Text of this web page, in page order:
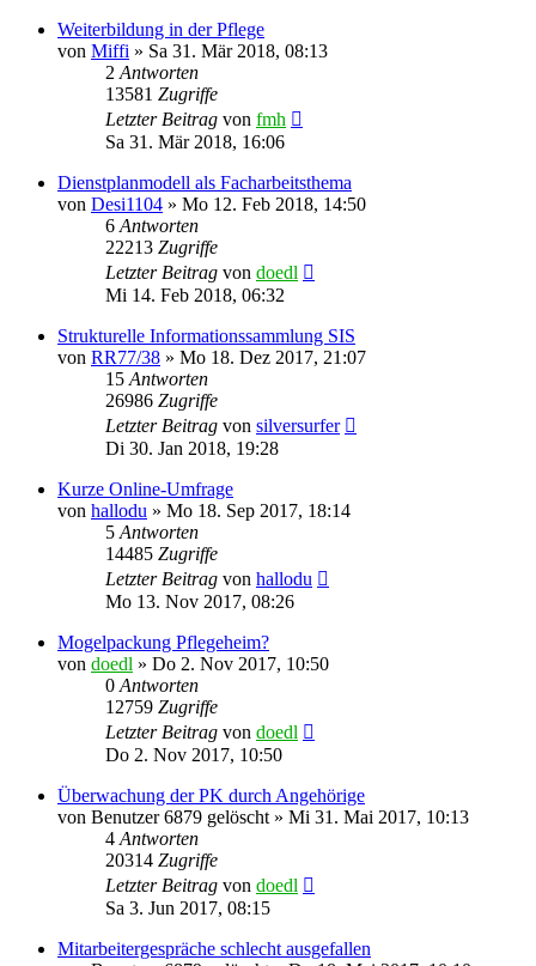
Weiterbildung in der Pflege
von Miffi » Sa 31. Mär 2018, 08:13
2 Antworten
13581 Zugriffe
Letzter Beitrag von fmh
Sa 31. Mär 2018, 16:06
Dienstplanmodell als Facharbeitsthema
von Desi1104 » Mo 12. Feb 2018, 14:50
6 Antworten
22213 Zugriffe
Letzter Beitrag von doedl
Mi 14. Feb 2018, 06:32
Strukturelle Informationssammlung SIS
von RR77/38 » Mo 18. Dez 2017, 21:07
15 Antworten
26986 Zugriffe
Letzter Beitrag von silversurfer
Di 30. Jan 2018, 19:28
Kurze Online-Umfrage
von hallodu » Mo 18. Sep 2017, 18:14
5 Antworten
14485 Zugriffe
Letzter Beitrag von hallodu
Mo 13. Nov 2017, 08:26
Mogelpackung Pflegeheim?
von doedl » Do 2. Nov 2017, 10:50
0 Antworten
12759 Zugriffe
Letzter Beitrag von doedl
Do 2. Nov 2017, 10:50
Überwachung der PK durch Angehörige
von Benutzer 6879 gelöscht » Mi 31. Mai 2017, 10:13
4 Antworten
20314 Zugriffe
Letzter Beitrag von doedl
Sa 3. Jun 2017, 08:15
Mitarbeitergespräche schlecht ausgefallen